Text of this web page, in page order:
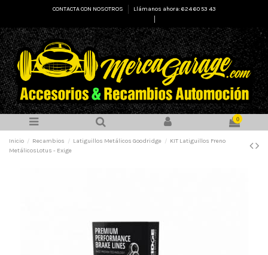
CONTACTA CON NOSOTROS
Llámanos ahora: 624 60 53 43
0
Inicio Recambios Latiguillos Metálicos Goodridge
KIT Latiguillos Freno
MetálicosLotus - Exige